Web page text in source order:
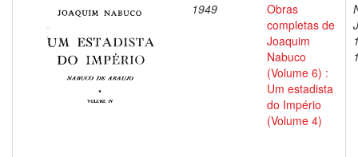
1949
Obras
completas de
Joaquim
Nabuco
(Volume 6) :
Um estadista
do Império
(Volume 4)